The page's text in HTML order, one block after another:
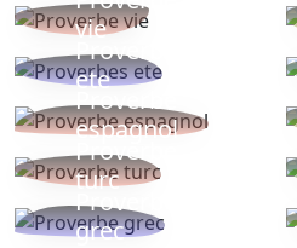
vie
Proverbes
ete
Proverbe
espagnol
Proverbe
turc
Proverbe
grec